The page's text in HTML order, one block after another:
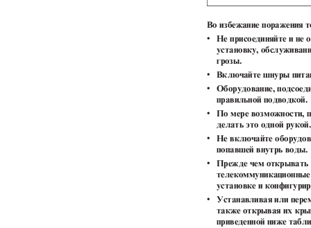
Во избежание поражения
v Не присоединяйте и не
установку,
грозы.
v Включайте шнуры
v Оборудование,
правильной
v По мере возможности,
делать это одной
v Не включайте
попавшей внутрь
v Прежде чем
установке и
v Устанавливая или
также открывая их
приведенной ниже